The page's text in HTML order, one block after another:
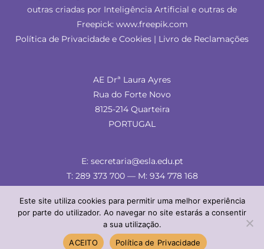
outras criadas por Inteligência Artificial e outras de
Freepick: www.freepik.com
Política de Privacidade e Cookies | Livro de Reclamações
AE Drª Laura Ayres
Rua do Forte Novo
8125-214 Quarteira
PORTUGAL
E: secretaria@esla.edu.pt
T: 289 373 700 — M: 934 778 168
© ESLA 2024 — comunicação & imagem
Este site utiliza cookies para permitir uma melhor experiência
por parte do utilizador. Ao navegar no site estarás a consentir
a sua utilização.
ACEITO
Política de Privacidade